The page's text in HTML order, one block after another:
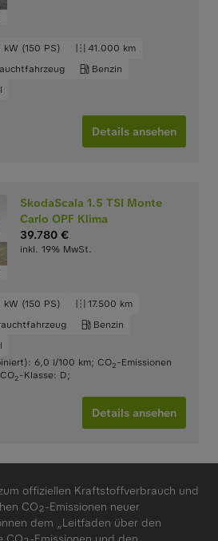
kW (150 PS)
41.000 km
Benzin
Details ansehen
SkodaScala 1.5 TSI Monte
Carlo OPF Klima
39.780 €
inkl. 19% MwSt.
kW (150 PS)
17.500 km
Benzin
6,0 l/100 km; CO2-Emissionen
CO2-Klasse: D;
Details ansehen
offiziellen Kraftstoffverbrauch und
CO₂-Emissionen neuer
dem „Leitfaden über den